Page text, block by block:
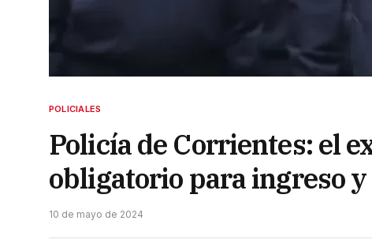
POLICIALES
Policía de Corrientes: el
obligatorio para ingreso y
10 de mayo de 2024